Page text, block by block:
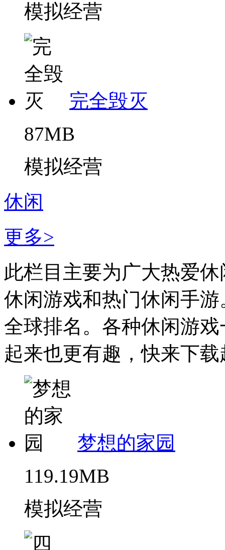
模拟经营
完全毁灭
87MB
模拟经营
休闲
更多>
此栏目主要为广大热爱
休闲游戏和热门休闲手
全球排名。各种休闲游
起来也更有趣，快来下
梦想的家园
119.19MB
模拟经营